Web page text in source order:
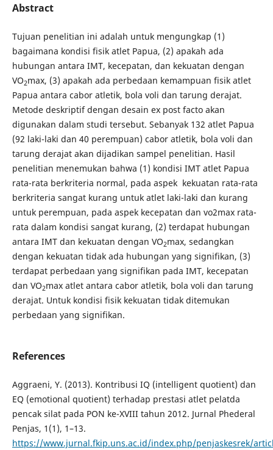
Abstract
Tujuan penelitian ini adalah untuk mengungkap (1)
bagaimana kondisi fisik atlet Papua, (2) apakah ada
hubungan antara IMT, kecepatan, dan kekuatan dengan
VO2max, (3) apakah ada perbedaan kemampuan fisik atlet
Papua antara cabor atletik, bola voli dan tarung derajat.
Metode deskriptif dengan desain ex post facto akan
digunakan dalam studi tersebut. Sebanyak 132 atlet Papua
(92 laki-laki dan 40 perempuan) cabor atletik, bola voli dan
tarung derajat akan dijadikan sampel penelitian. Hasil
penelitian menemukan bahwa (1) kondisi IMT atlet Papua
rata-rata berkriteria normal, pada aspek kekuatan rata-rata
berkriteria sangat kurang untuk atlet laki-laki dan kurang
untuk perempuan, pada aspek kecepatan dan vo2max rata-
rata dalam kondisi sangat kurang, (2) terdapat hubungan
antara IMT dan kekuatan dengan VO2max, sedangkan
dengan kekuatan tidak ada hubungan yang signifikan, (3)
terdapat perbedaan yang signifikan pada IMT, kecepatan
dan VO2max atlet antara cabor atletik, bola voli dan tarung
derajat. Untuk kondisi fisik kekuatan tidak ditemukan
perbedaan yang signifikan.
References
Aggraeni, Y. (2013). Kontribusi IQ (intelligent quotient) dan
EQ (emotional quotient) terhadap prestasi atlet pelatda
pencak silat pada PON ke-XVIII tahun 2012. Jurnal Phederal
Penjas, 1(1), 1–13.
https://www.jurnal.fkip.uns.ac.id/index.php/penjaskesrek/